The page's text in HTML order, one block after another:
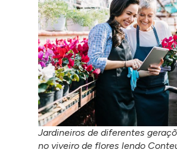
Jardineiros de diferentes
no viveiro de flores lendo